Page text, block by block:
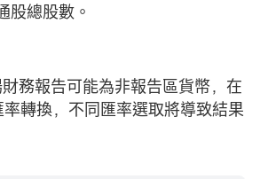
股總股數。
務報告可能為非報告區貨幣，在
轉換，不同匯率選取將導致結果